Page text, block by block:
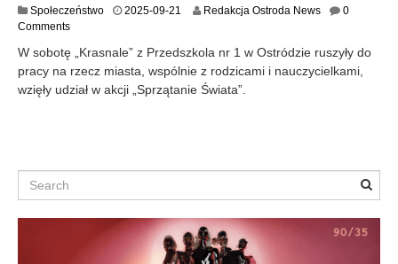
Społeczeństwo 2025-09-21
5
-
0
Redakcja Ostroda News
0
Comments
W sobotę „Krasnale” z Przedszkola nr 1 w Ostródzie ruszyły do
pracy na rzecz miasta, wspólnie z rodzicami i nauczycielkami,
wzięły udział w akcji „Sprzątanie Świata”.
Search